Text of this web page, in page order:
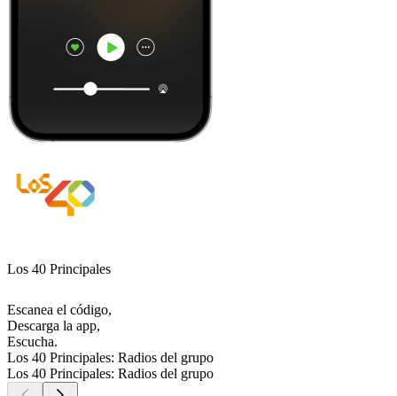
Los 40 Principales
Escanea el código,
Descarga la app,
Escucha.
Los 40 Principales: Radios del grupo
Los 40 Principales: Radios del grupo